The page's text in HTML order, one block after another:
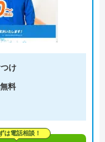
け
料
は電話相談！